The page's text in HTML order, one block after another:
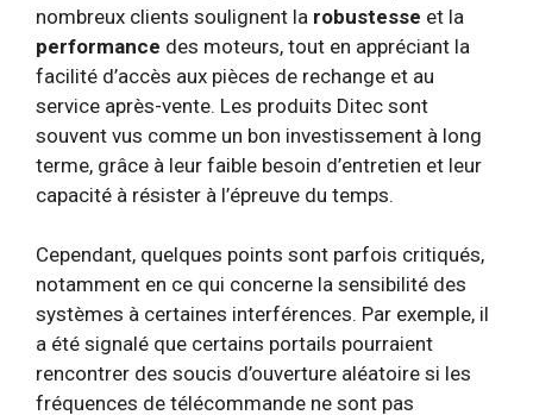
nombreux clients soulignent la robustesse et la
performance des moteurs, tout en appréciant la
facilité d’accès aux pièces de rechange et au
service après-vente. Les produits Ditec sont
souvent vus comme un bon investissement à long
terme, grâce à leur faible besoin d’entretien et leur
capacité à résister à l’épreuve du temps.
Cependant, quelques points sont parfois critiqués,
notamment en ce qui concerne la sensibilité des
systèmes à certaines interférences. Par exemple, il
a été signalé que certains portails pourraient
rencontrer des soucis d’ouverture aléatoire si les
fréquences de télécommande ne sont pas